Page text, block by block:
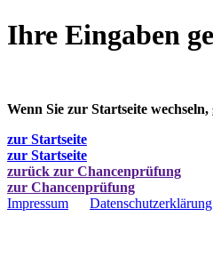
Ihre Eingaben
Wenn Sie zur Startseite
zur Startseite
zur Startseite
zurück zur Chancenprüfung
zur Chancenprüfung
Impressum
Datenschutzerklärung